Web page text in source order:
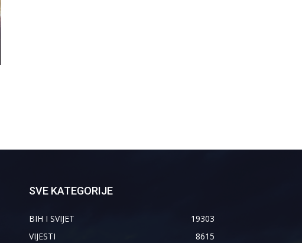
SVE KATEGORIJE
BIH I SVIJET
19303
VIJESTI
8615